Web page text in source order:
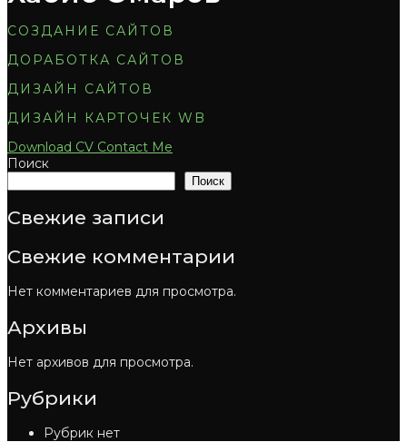
СОЗДАНИЕ САЙТОВ
ДОРАБОТКА САЙТОВ
ДИЗАЙН САЙТОВ
ДИЗАЙН КАРТОЧЕК WB
Download CV Contact Me
Поиск
Поиск
Свежие записи
Свежие комментарии
Нет комментариев для просмотра.
Архивы
Нет архивов для просмотра.
Рубрики
Рубрик нет